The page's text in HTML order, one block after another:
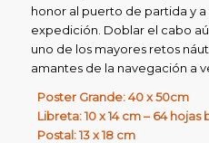
honor al puerto de partida y a
expedición. Doblar el cabo
uno de los mayores retos
amantes de la navegación a
Poster Grande: 40 x 50cm
Libreta: 10 x 14 cm – 64 hojas
Postal: 13 x 18 cm